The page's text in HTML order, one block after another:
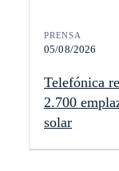
PRENSA
05/08/2026
Telefónica
2.700
solar